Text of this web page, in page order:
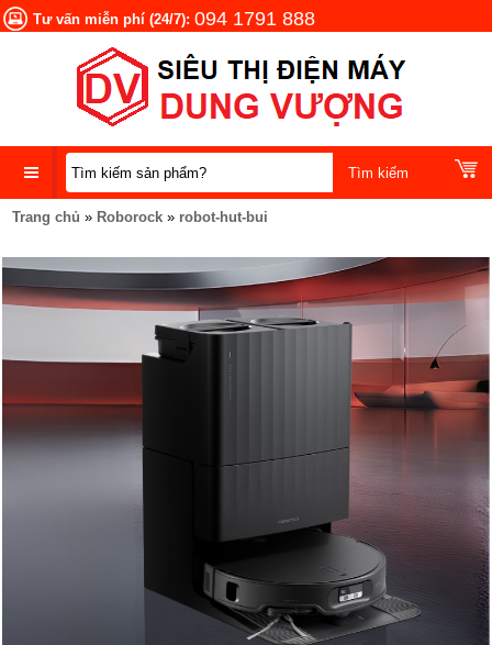
Tư vấn miễn phí (24/7): 094 1791 888
DANH
SẢN
PHẨM
Trang chủ » Roborock » robot-hut-bui